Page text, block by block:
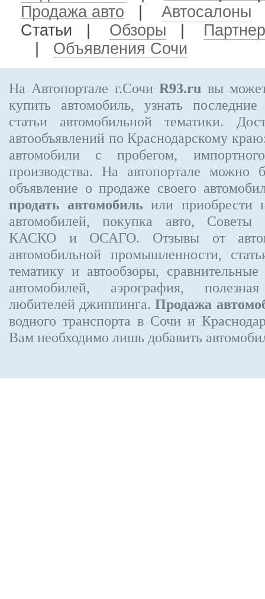
Продажа авто
Автосалоны
Статьи | Обзоры
Объявления Сочи
На Автопортале г.СочиR93.ru вы
купить автомобиль, узнать
статьи автомобильной тематики.
автообъявлений по Краснодарскому
автомобили с пробегом,
производства. На автопортале можно
объявление о продаже своего
продать автомобиль или приобрести
автомобилей, покупка авто, Советы
КАСКО и ОСАГО. Отзывы от
автомобильной промышленности,
тематику и автообзоры,
автомобилей, аэрография,
любителей джиппинга.Продажа
водного транспорта в Сочи и
Вам необходимо лишь добавить